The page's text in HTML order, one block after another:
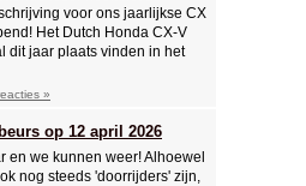
voor ons jaarlijkse CX
Het Dutch Honda CX-V
dit jaar plaats vinden in het
»
op 12 april 2026
en we kunnen weer! Alhoewel
nog steeds 'doorrijders' zijn,